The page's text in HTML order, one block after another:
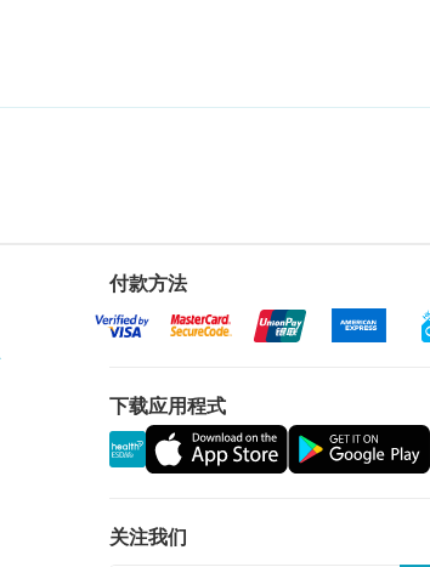
付款方法
下载应用程式
关注我们